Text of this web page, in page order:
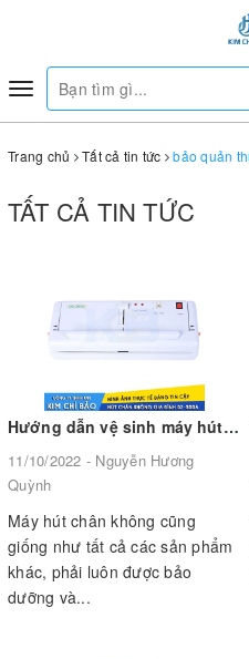
Toggle
navigation
Trang chủ Tất cả tin tức bảo quản
TẤT CẢ TIN TỨC
Hướng dẫn vệ sinh máy hút chân không thực phẩm DZ-300A đúng cách
11/10/2022 - Nguyễn Hương
Quỳnh
Máy hút chân không cũng
giống như tất cả các sản phẩm
khác, phải luôn được bảo
dưỡng và...